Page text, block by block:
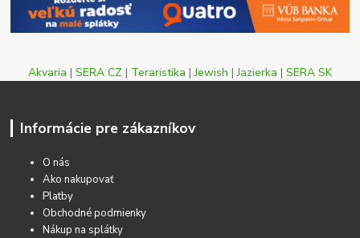
Akvaria | SERA CZ | Teraristika |Jewish |Jazierka | SERA SK
Informácie pre zákazníkov
O nás
Ako nakupovať
Platby
Obchodné podmienky
Nákup na splátky